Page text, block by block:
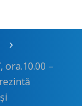
5
ora.10.00 –